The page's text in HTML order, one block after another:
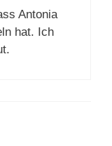
Antonia
hat. Ich